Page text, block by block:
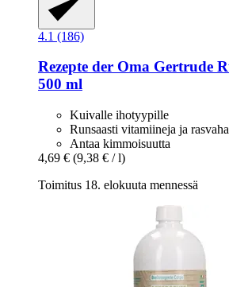
4.1 (186)
Rezepte der Oma Gertrude
500 ml
Kuivalle ihotyypille
Runsaasti vitamiineja ja
Antaa kimmoisuutta
4,69 € (9,38 € / l)
Toimitus 18. elokuuta mennessä